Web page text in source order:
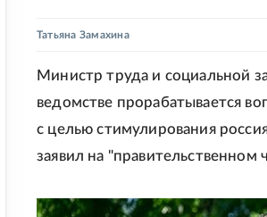
Татьяна Замахина
Министр труда и социальной
ведомстве прорабатывается
с целью стимулирования
заявил на "правительственном